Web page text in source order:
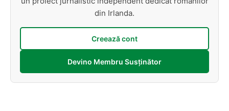
din Irlanda.
Creează cont
Devino Membru Susținător